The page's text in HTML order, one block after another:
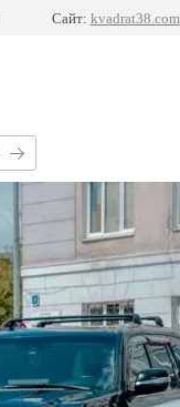
Сайт: kvadrat38.com